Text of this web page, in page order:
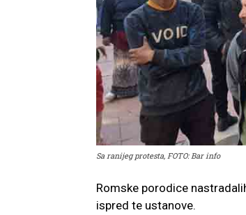
Sa ranijeg protesta, FOTO: Bar info
Romske porodice
ispred te ustanove.